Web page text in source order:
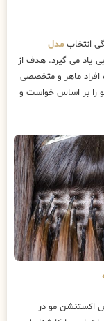
انتخاب مدل
یاد می گیرد. هدف از
افراد ماهر و متخصصی
را بر اساس خواست و
اکستنشن مو در